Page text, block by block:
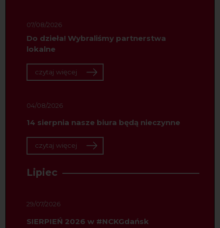
07/08/2026
Do dzieła! Wybraliśmy partnerstwa
lokalne
czytaj więcej
04/08/2026
14 sierpnia nasze biura będą nieczynne
czytaj więcej
Lipiec
29/07/2026
SIERPIEŃ 2026 w #NCKGdańsk